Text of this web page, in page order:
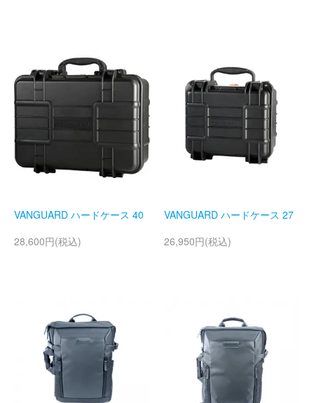
VANGUARD ハードケース 40
28,600円(税込)
VANGUARD ハードケース 27
26,950円(税込)